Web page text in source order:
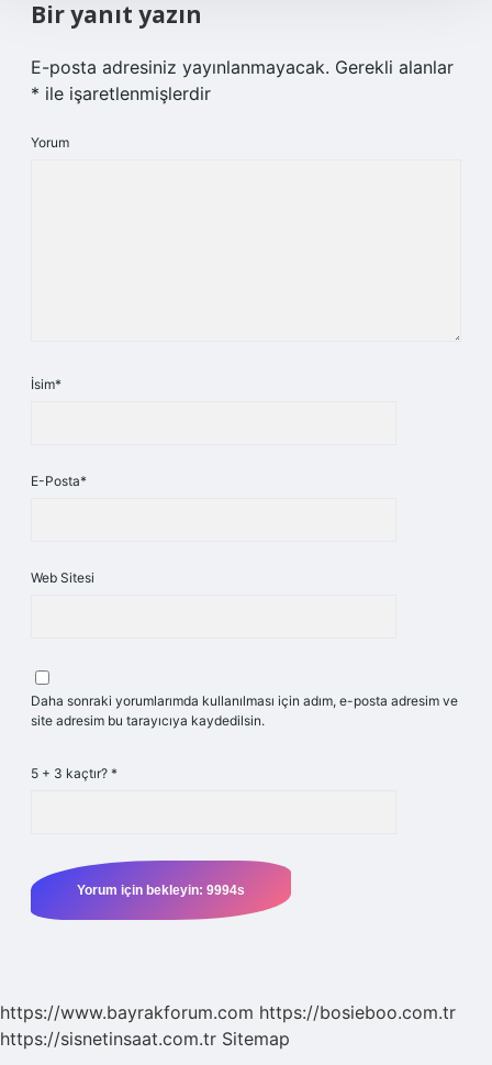
Bir yanıt yazın
E-posta adresiniz yayınlanmayacak. Gerekli alanlar
* ile işaretlenmişlerdir
Yorum
İsim*
E-Posta*
Web Sitesi
Daha sonraki yorumlarımda kullanılması için adım, e-posta adresim ve
site adresim bu tarayıcıya kaydedilsin.
5 + 3 kaçtır? *
https://www.bayrakforum.com https://bosieboo.com.tr
https://sisnetinsaat.com.tr Sitemap